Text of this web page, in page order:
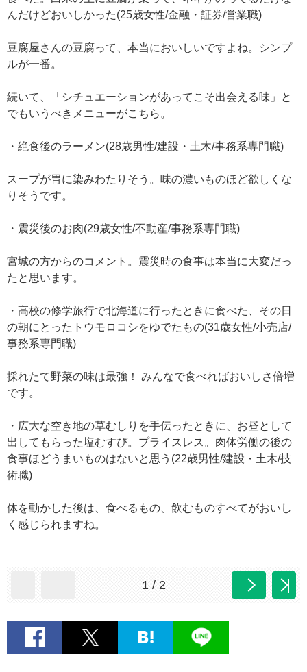
んだけどおいしかった(25歳女性/金融・証券/営業職)
豆腐屋さんの豆腐って、本当においしいですよね。シンプ
ルが一番。
続いて、「シチュエーションがあってこそ出会える味」と
でもいうべきメニューがこちら。
・絶食後のラーメン(28歳男性/建設・土木/事務系専門職)
スープが胃に染みわたりそう。味の濃いものほど欲しくな
りそうです。
・震災後のお肉(29歳女性/不動産/事務系専門職)
宮城の方からのコメント。震災時の食事は本当に大変だっ
たと思います。
・高校の修学旅行で北海道に行ったときに食べた、その日
の朝にとったトウモロコシをゆでたもの(31歳女性/小売店/
事務系専門職)
採れたて野菜の味は最強！ みんなで食べればおいしさ倍増
です。
・広大な空き地の草むしりを手伝ったときに、お昼として
出してもらった塩むすび。プライスレス。肉体労働の後の
食事ほどうまいものはないと思う(22歳男性/建設・土木/技
術職)
体を動かした後は、食べるもの、飲むものすべてがおいし
く感じられますね。
1 / 2